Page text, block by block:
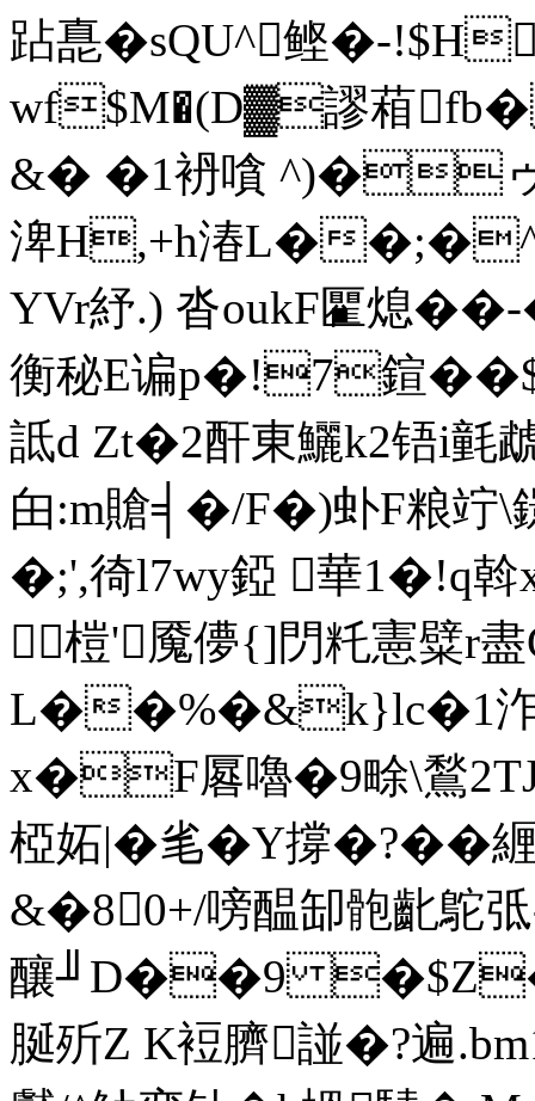
跕嗭�sQU^鲣�-
wf$M�(D▓謬葙
&� �1袇嗿 ^)�
渒H,+h湷L��;�^A
YVr紓.) 沓oukF匷熄��-
衡秘E谝p�!7鍹
詆d Zt�2酐東鱺k2铻i氃虣
甶:m賶╡�/F�)虲 F粮竚
�;',徛l7wy錏 華1�!q斡
榿'魇儚{]閁籷憲糪r
L��%�&k}lc�1
x�F厬嚕�9畭\鶖
椏妬|� 毟�Y撐�?�
&�80+/嗙醖缷骲 齔鴕弤
釀╜D��9 �$Z�
脠歽Z K裋臍諩�?遍